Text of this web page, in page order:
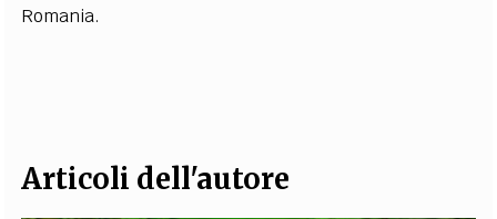
Romania.
Articoli dell'autore